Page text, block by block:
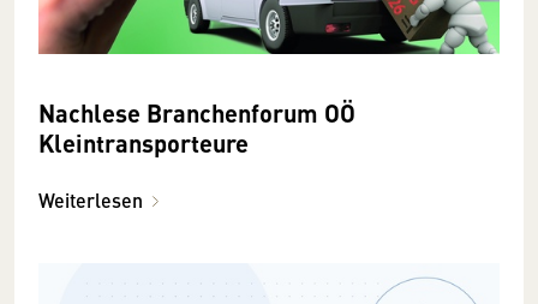
Nachlese Branchenforum OÖ
Kleintransporteure
Weiterlesen